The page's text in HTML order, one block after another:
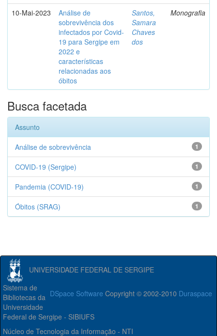
10-Mai-2023
Análise de
sobrevivência dos
infectados por Covid-
19 para Sergipe em
2022 e
características
relacionadas aos
óbitos
Santos,
Samara
Chaves
dos
Monografia
Busca facetada
Assunto
1
Análise de sobrevivência
1
COVID-19 (Sergipe)
1
Pandemia (COVID-19)
1
Óbitos (SRAG)
UNIVERSIDADE FEDERAL DE SERGIPE
DSpace Software Copyright © 2002-2010 Duraspace
Sistema de
Bibliotecas da
Universidade
Federal de Sergipe - SIBIUFS
Núcleo de Tecnologia da Informação - NTI